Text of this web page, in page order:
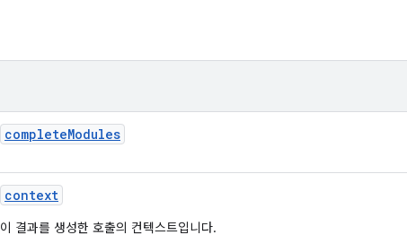
completeModules
context
이 결과를 생성한 호출의 컨텍스트입니다.